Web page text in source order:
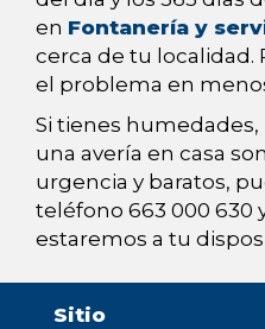
en Fontanería y
cerca de tu
el problema en
Si tienes
una avería en casa
urgencia y baratos,
teléfono 663 000 630
estaremos a tu
Sitio